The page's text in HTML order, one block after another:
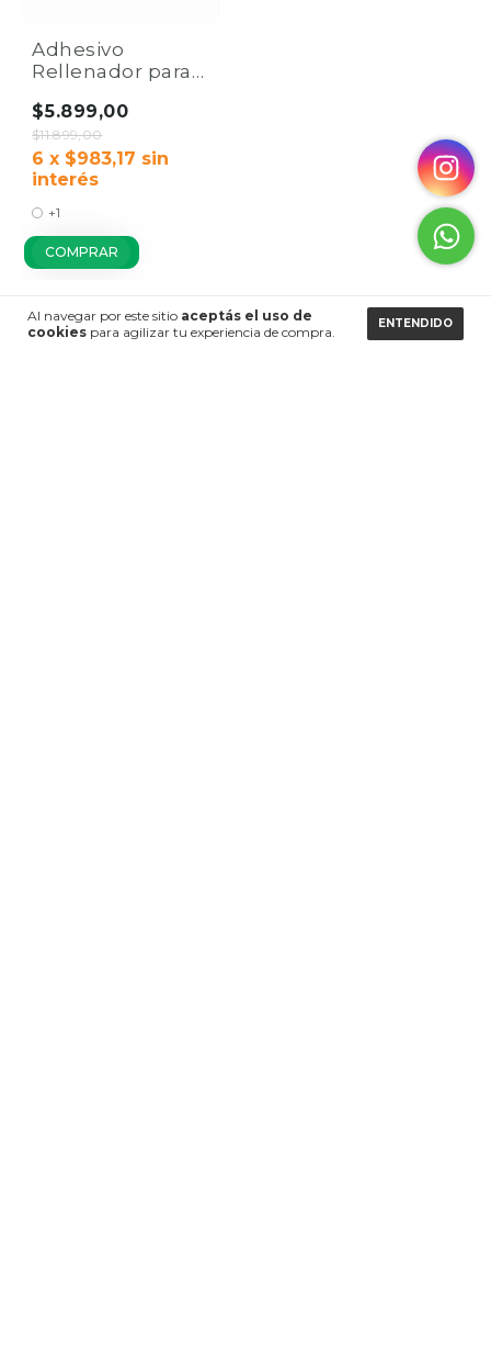
Al navegar por este sitio aceptás el uso de
cookies para agilizar tu experiencia de compra.
ENTENDIDO
Adhesivo
Rellenador para
Molduras y Wall
Panels | Home
Co.
$5.899,00
$11.899,00
6 x $983,17 sin
interés
+1
COMPRAR